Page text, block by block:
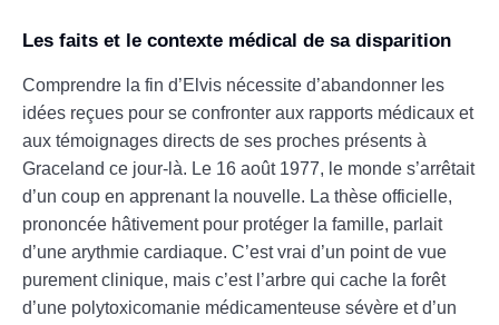
Les faits et le contexte médical de sa disparition
Comprendre la fin d’Elvis nécessite d’abandonner les
idées reçues pour se confronter aux rapports médicaux et
aux témoignages directs de ses proches présents à
Graceland ce jour-là. Le 16 août 1977, le monde s’arrêtait
d’un coup en apprenant la nouvelle. La thèse officielle,
prononcée hâtivement pour protéger la famille, parlait
d’une arythmie cardiaque. C’est vrai d’un point de vue
purement clinique, mais c’est l’arbre qui cache la forêt
d’une polytoxicomanie médicamenteuse sévère et d’un